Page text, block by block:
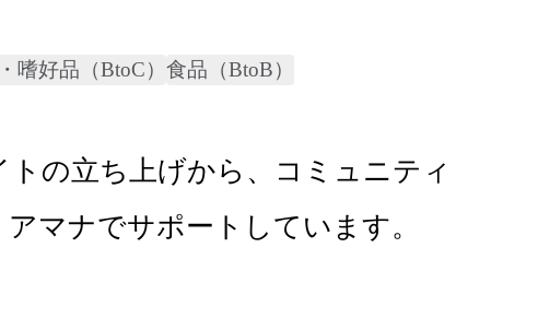
嗜好品（BtoC） 食品（BtoB）
の立ち上げから、コミュニティ
マナでサポートしています。